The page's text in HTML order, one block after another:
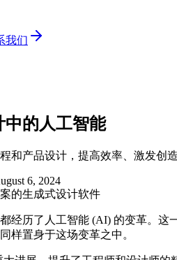
我们
中的人工智能
和产品设计，提高效率、激发创
6, 2024
经历了人工智能 (AI) 的变革。
样置身于这场变革之中。